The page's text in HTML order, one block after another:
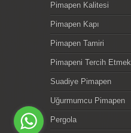
Pimapen Kalitesi
Pimapen Kapı
Pimapen Tamiri
Pimapeni Tercih Etmek
Suadiye Pimapen
Uğurmumcu Pimapen
Pergola